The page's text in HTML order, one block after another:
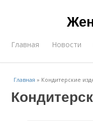
Главная Новости
Главная » Кондитерские